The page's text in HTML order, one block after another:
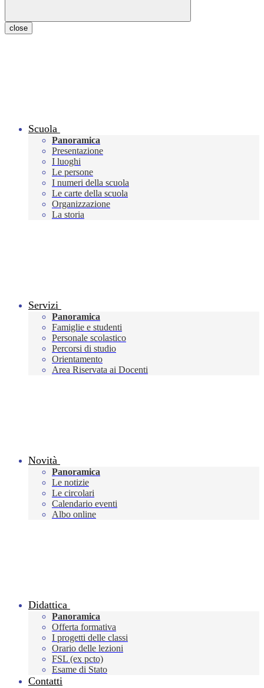
close
Scuola
Panoramica
Presentazione
I luoghi
Le persone
I numeri della scuola
Le carte della scuola
Organizzazione
La storia
Servizi
Panoramica
Famiglie e studenti
Personale scolastico
Percorsi di studio
Orientamento
Area Riservata ai Docenti
Novità
Panoramica
Le notizie
Le circolari
Calendario eventi
Albo online
Didattica
Panoramica
Offerta formativa
I progetti delle classi
Orario delle lezioni
FSL (ex pcto)
Esame di Stato
Contatti